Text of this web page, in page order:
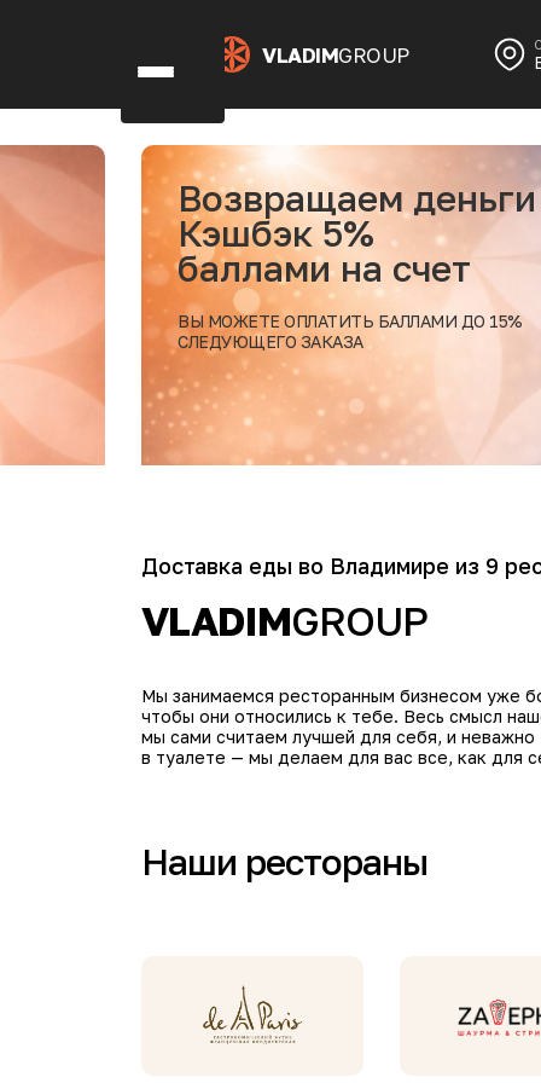
VLADIMGROUP
ДО 15%
БУДЕМ
Доставка еды во Владимире из 9
VLADIMGROUP
Мы занимаемся ресторанным бизнесом уже
чтобы они относились к тебе. Весь смысл
мы сами считаем лучшей для себя, и
в туалете — мы делаем для вас все, как для
Наши рестораны